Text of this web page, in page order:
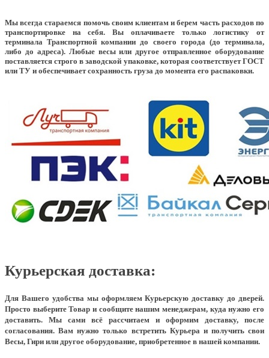
Мы всегда стараемся помочь своим клиентам и берем часть расходов по
транспортировке на себя. Вы оплачиваете только логистику от
терминала Транспортной компании до своего города (до терминала,
либо до адреса). Любые весы или другое отправленное оборудование
поставляется строго в заводской упаковке, которая соответствует ГОСТ
или ТУ и обеспечивает сохранность груза до момента его распаковки.
Курьерская доставка:
Для Вашего удобства мы оформляем Курьерскую доставку до дверей.
Просто выберите Товар и сообщите нашим менеджерам, куда нужно его
доставить. Мы сами всё рассчитаем и оформим доставку, после
согласования. Вам нужно только встретить Курьера и получить свои
Весы, Гири или другое оборудование, приобретенное в нашей компании.